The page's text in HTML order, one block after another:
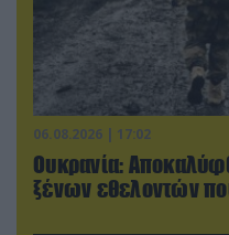
06.08.2026 | 17:02
Ουκρανία:
ξένων εθελοντών